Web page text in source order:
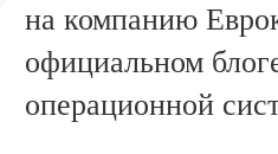
на компанию
официальном
операционной